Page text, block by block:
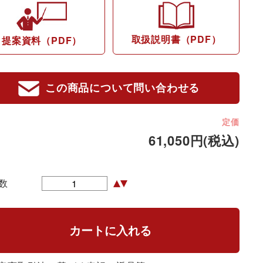
提案資料（PDF） 取扱説明書（PDF）
この商品について問い合わせる
定価
61,050円(税込)